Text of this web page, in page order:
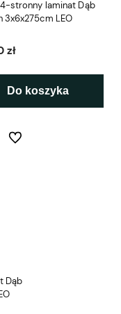
stronny laminat Dąb
3x6x275cm LEO
zł
Do koszyka
Dąb
Do ulubionych